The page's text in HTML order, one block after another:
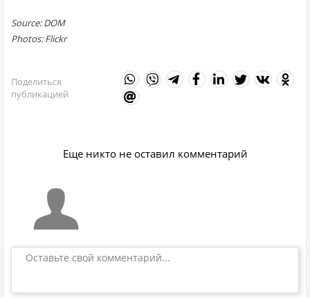
Source: DOM
Photos: Flickr
Поделиться
публикацией
Еще никто не оставил комментарий
Оставьте свой комментарий...